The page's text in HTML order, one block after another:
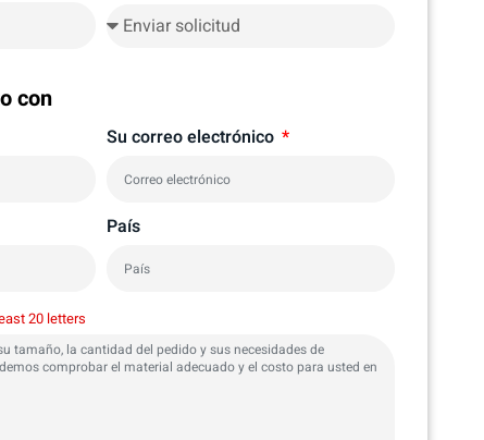
con
Su correo electrónico
País
20 letters